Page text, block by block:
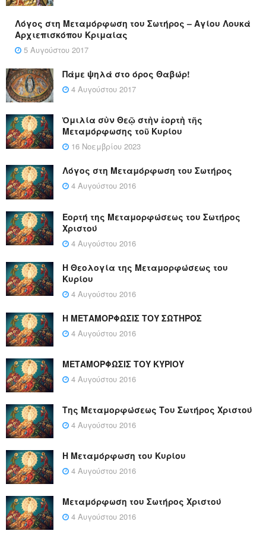
Λόγος στη Μεταμόρφωση του Σωτήρος – Αγίου Λουκά
Αρχιεπισκόπου Κριμαίας
5 Αυγούστου 2017
Πάμε ψηλά στο όρος Θαβώρ!
4 Αυγούστου 2017
Ὁμιλία σὺν Θεῷ στὴν ἑορτὴ τῆς
Μεταμόρφωσης τοῦ Κυρίου
16 Νοεμβρίου 2023
Λόγος στη Μεταμόρφωση του Σωτήρος
4 Αυγούστου 2016
Εορτή της Μεταμορφώσεως του Σωτήρος
Χριστού
4 Αυγούστου 2016
Η Θεολογία της Μεταμορφώσεως του
Κυρίου
4 Αυγούστου 2016
Η ΜΕΤΑΜΟΡΦΩΣΙΣ ΤΟΥ ΣΩΤΗΡΟΣ
4 Αυγούστου 2016
ΜΕΤΑΜΟΡΦΩΣΙΣ ΤΟΥ ΚΥΡΙΟΥ
4 Αυγούστου 2016
Της Μεταμορφώσεως Του Σωτήρος Χριστού
4 Αυγούστου 2016
Η Μεταμόρφωση του Κυρίου
4 Αυγούστου 2016
Μεταμόρφωση του Σωτήρος Χριστού
4 Αυγούστου 2016